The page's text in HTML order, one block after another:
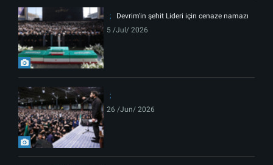
Devrim'in şehit Lideri için cenaze namazı
5 /Jul/ 2026
26 /Jun/ 2026